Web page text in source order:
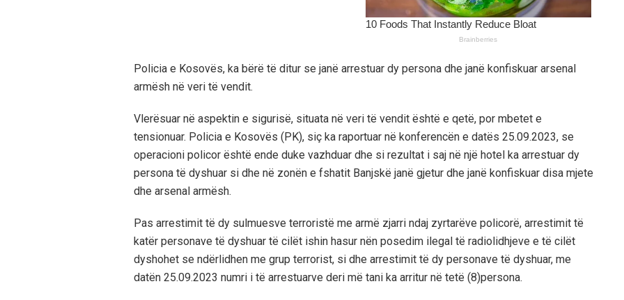
Policia e Kosovës, ka bërë të ditur se janë arrestuar dy persona dhe janë konfiskuar arsenal
armësh në veri të vendit.
Vlerësuar në aspektin e sigurisë, situata në veri të vendit është e qetë, por mbetet e
tensionuar. Policia e Kosovës (PK), siç ka raportuar në konferencën e datës 25.09.2023, se
operacioni policor është ende duke vazhduar dhe si rezultat i saj në një hotel ka arrestuar dy
persona të dyshuar si dhe në zonën e fshatit Banjskë janë gjetur dhe janë konfiskuar disa mjete
dhe arsenal armësh.
Pas arrestimit të dy sulmuesve terroristë me armë zjarri ndaj zyrtarëve policorë, arrestimit të
katër personave të dyshuar të cilët ishin hasur nën posedim ilegal të radiolidhjeve e të cilët
dyshohet se ndërlidhen me grup terrorist, si dhe arrestimit të dy personave të dyshuar, me
datën 25.09.2023 numri i të arrestuarve deri më tani ka arritur në tetë (8)persona.